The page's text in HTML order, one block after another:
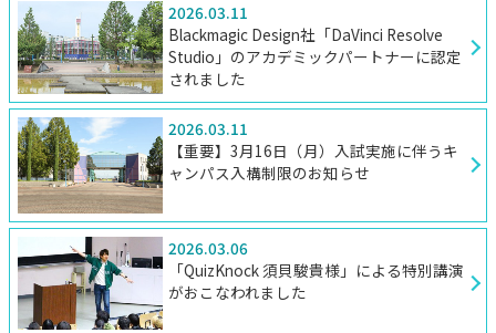
2026.03.11
Blackmagic Design社「DaVinci Resolve
Studio」のアカデミックパートナーに認定
されました
2026.03.11
【重要】3月16日（月）入試実施に伴うキ
ャンパス入構制限のお知らせ
2026.03.06
「QuizKnock 須貝駿貴様」による特別講演
がおこなわれました